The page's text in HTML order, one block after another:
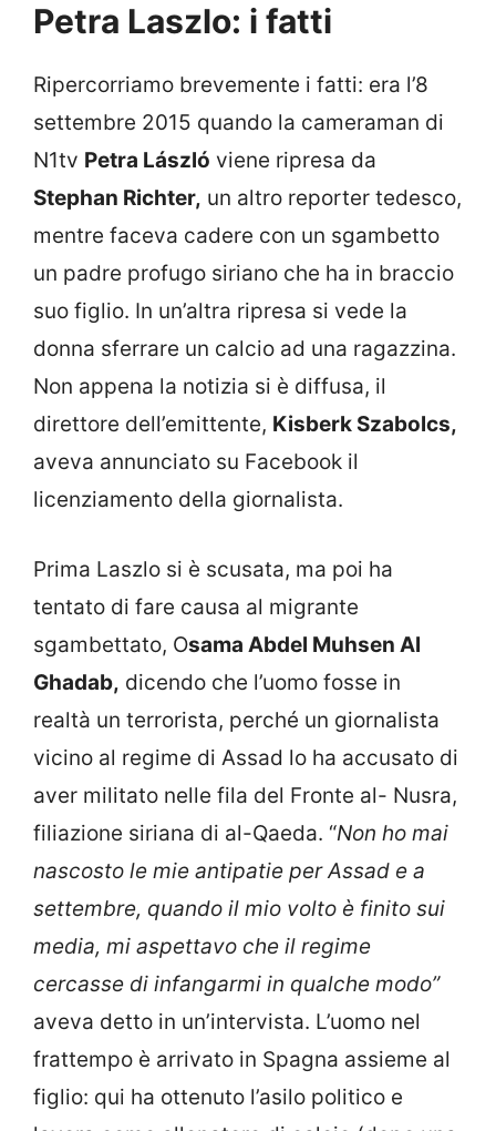
Petra Laszlo: i fatti
Ripercorriamo brevemente i fatti: era l’8
settembre 2015 quando la cameraman di
N1tv Petra László viene ripresa da
Stephan Richter, un altro reporter tedesco,
mentre faceva cadere con un sgambetto
un padre profugo siriano che ha in braccio
suo figlio. In un’altra ripresa si vede la
donna sferrare un calcio ad una ragazzina.
Non appena la notizia si è diffusa, il
direttore dell’emittente, Kisberk Szabolcs,
aveva annunciato su Facebook il
licenziamento della giornalista.
Prima Laszlo si è scusata, ma poi ha
tentato di fare causa al migrante
sgambettato, Osama Abdel Muhsen Al
Ghadab, dicendo che l’uomo fosse in
realtà un terrorista, perché un giornalista
vicino al regime di Assad lo ha accusato di
aver militato nelle fila del Fronte al- Nusra,
filiazione siriana di al-Qaeda. “Non ho mai
nascosto le mie antipatie per Assad e a
settembre, quando il mio volto è finito sui
media, mi aspettavo che il regime
cercasse di infangarmi in qualche modo”
aveva detto in un’intervista. L’uomo nel
frattempo è arrivato in Spagna assieme al
figlio: qui ha ottenuto l’asilo politico e